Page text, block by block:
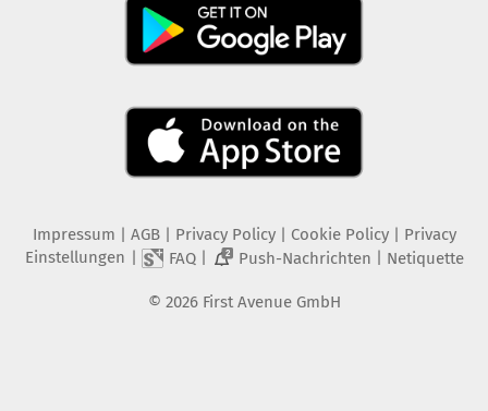
Impressum | AGB | Privacy Policy| Cookie Policy| Privacy
Einstellungen | FAQ| 2 Push-Nachrichten | Netiquette
© 2026 First Avenue GmbH